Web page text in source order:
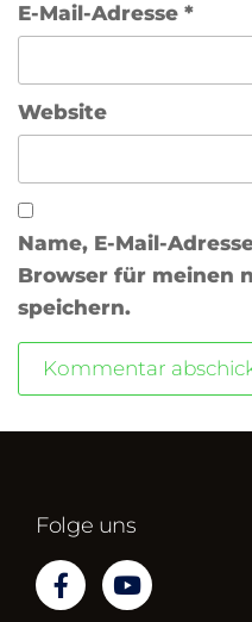
E-Mail-Adresse *
Website
Name, E-Mail-
Browser für meinen
speichern.
Folge uns